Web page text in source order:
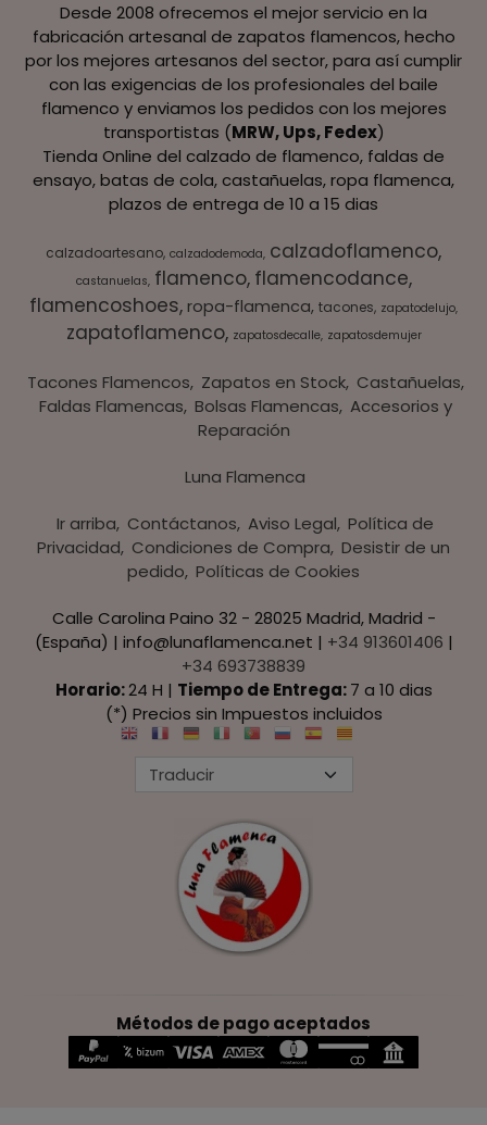
Desde 2008 ofrecemos el mejor servicio en la
fabricación artesanal de zapatos flamencos, hecho
por los mejores artesanos del sector, para así cumplir
con las exigencias de los profesionales del baile
flamenco y enviamos los pedidos con los mejores
transportistas (MRW, Ups, Fedex)
Tienda Online del calzado de flamenco, faldas de
ensayo, batas de cola, castañuelas, ropa flamenca,
plazos de entrega de 10 a 15 dias
calzadoartesano calzadodemoda calzadoflamenco
castanuelas flamenco flamencodance
flamencoshoes ropa-flamenca tacones zapatodelujo
zapatoflamenco zapatosdecalle zapatosdemujer
Tacones Flamencos Zapatos en Stock Castañuelas
Faldas Flamencas Bolsas Flamencas Accesorios y
Reparación
Luna Flamenca
Ir arriba Contáctanos Aviso Legal Política de
Privacidad Condiciones de Compra Desistir de un
pedido Políticas de Cookies
Calle Carolina Paino 32 - 28025 Madrid, Madrid -
(España) | info@lunaflamenca.net | +34 913601406 |
+34 693738839
Horario:24 H | Tiempo de Entrega:7 a 10 dias
(*) Precios sin Impuestos incluidos
Métodos de pago aceptados